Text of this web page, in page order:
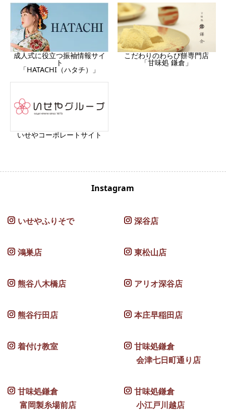
成人式に役立つ振袖情報サイ
ト
「HATACHI（ハタチ）」
こだわりのわらび餅専門店
「甘味処 鎌倉」
いせやコーポレートサイト
Instagram
いせやふりそで 深谷店
鴻巣店 東松山店
熊谷八木橋店 アリオ深谷店
熊谷行田店 本庄早稲田店
着付け教室
甘味処鎌倉
会津七日町通り店
甘味処鎌倉
富岡製糸場前店
甘味処鎌倉
小江戸川越店